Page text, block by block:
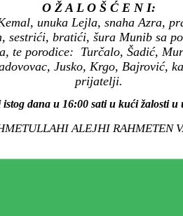
O Ž A L O Š Ć E N I:
unuka Lejla, snaha Azra,
sestrići, bratići, šura Munib sa
te porodice: Turčalo, Šadić,
Jusko, Krgo, Bajrović,
prijatelji.
istog dana u 16:00 sati u kući žalosti
ALEJHI RAHMETEN